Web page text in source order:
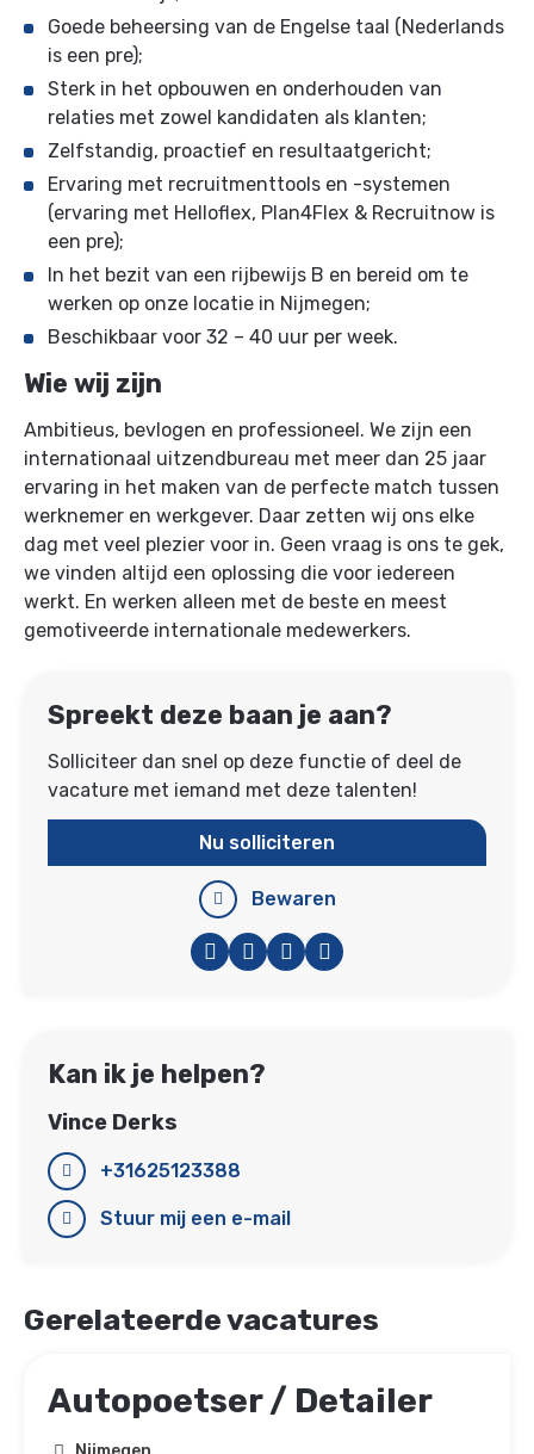
Goede beheersing van de Engelse taal (Nederlands
is een pre);
Sterk in het opbouwen en onderhouden van
relaties met zowel kandidaten als klanten;
Zelfstandig, proactief en resultaatgericht;
Ervaring met recruitmenttools en -systemen
(ervaring met Helloflex, Plan4Flex & Recruitnow is
een pre);
In het bezit van een rijbewijs B en bereid om te
werken op onze locatie in Nijmegen;
Beschikbaar voor 32 – 40 uur per week.
Wie wij zijn
Ambitieus, bevlogen en professioneel. We zijn een
internationaal uitzendbureau met meer dan 25 jaar
ervaring in het maken van de perfecte match tussen
werknemer en werkgever. Daar zetten wij ons elke
dag met veel plezier voor in. Geen vraag is ons te gek,
we vinden altijd een oplossing die voor iedereen
werkt. En werken alleen met de beste en meest
gemotiveerde internationale medewerkers.
Spreekt deze baan je aan?
Solliciteer dan snel op deze functie of deel de
vacature met iemand met deze talenten!
Facebook
TwitterLinkedIn
Nu solliciteren
Bewaren
Kan ik je helpen?
Vince Derks
+31625123388
Stuur mij een e-mail
Gerelateerde vacatures
Autopoetser / Detailer